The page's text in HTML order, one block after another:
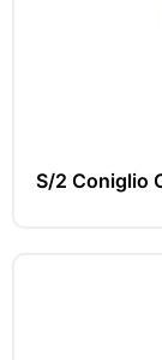
S/2 Coniglio